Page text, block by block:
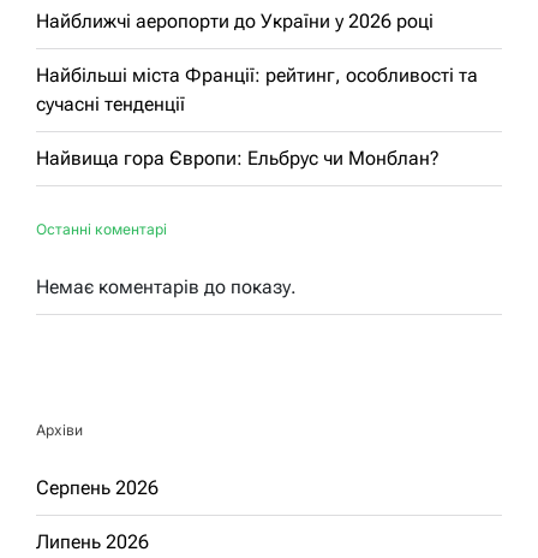
Найближчі аеропорти до України у 2026 році
Найбільші міста Франції: рейтинг, особливості та
сучасні тенденції
Найвища гора Європи: Ельбрус чи Монблан?
Останні коментарі
Немає коментарів до показу.
Архіви
Серпень 2026
Липень 2026